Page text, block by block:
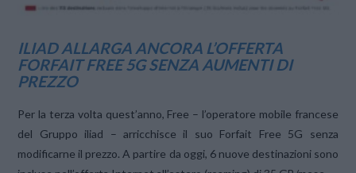
ILIAD ALLARGA ANCORA L’OFFERTA
FORFAIT FREE 5G SENZA AUMENTI DI
PREZZO
Per la terza volta quest’anno, Free – l’operatore mobile francese
del Gruppo iliad – arricchisce il suo Forfait Free 5G senza
modificarne il prezzo. A partire da oggi, 6 nuove destinazioni sono